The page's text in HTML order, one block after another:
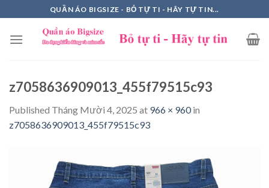
to
content
QUẦN ÁO BIGSIZE - BỎ TỰ TI - HÃY TỰ TIN...
z7058636909013_455f79515c93
Published Tháng Mười 4, 2025 at 966 × 960in
z7058636909013_455f79515c93